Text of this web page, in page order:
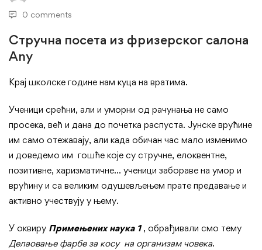
0 comments
Стручна посета из фризерског салона
Аny
Крај школске године нам куца на вратима.
Ученици срећни, али и уморни од рачунања не само
просека, већ и дана до почетка распуста. Јунске врућине
им само отежавају, али када обичан час мало изменимо
и доведемо им гошће које су стручне, елоквентне,
позитивне, харизматичне… ученици забораве на умор и
врућину и са великим одушевљењем прате предавање и
активно учествују у њему.
У оквиру Примењених наука 1, обрађивали смо тему
Делаовање фарбе за косу на организам човека.